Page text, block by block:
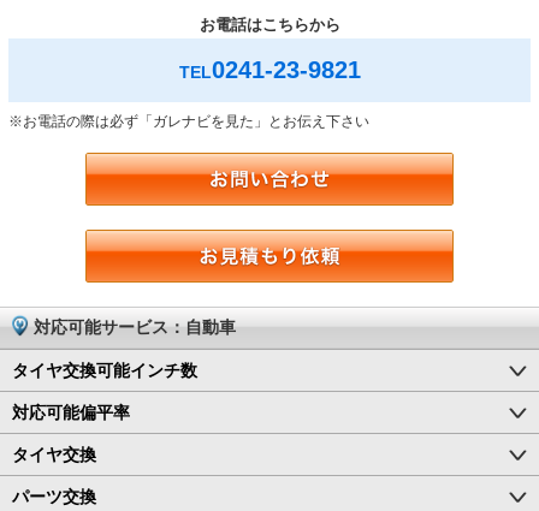
お電話はこちらから
TEL0241-23-9821
※お電話の際は必ず「ガレナビを見た」とお伝え下さい
対応可能サービス：自動車
タイヤ交換可能インチ数
対応可能偏平率
タイヤ交換
パーツ交換